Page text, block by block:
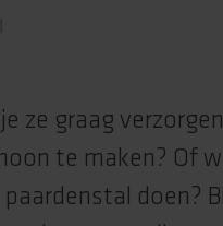
advies & cursussen
& dagbesteding
ze graag
te maken? Of
doen?